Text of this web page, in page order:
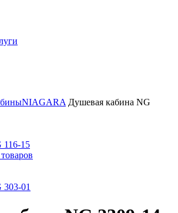
NIAGARA Душевая кабина NG
116-15
303-01